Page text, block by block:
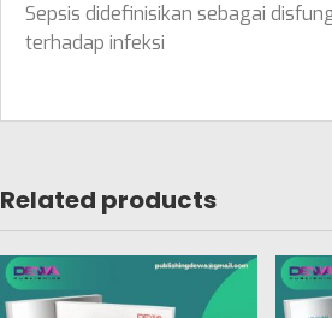
Sepsis didefinisikan sebagai
terhadap infeksi
Related products